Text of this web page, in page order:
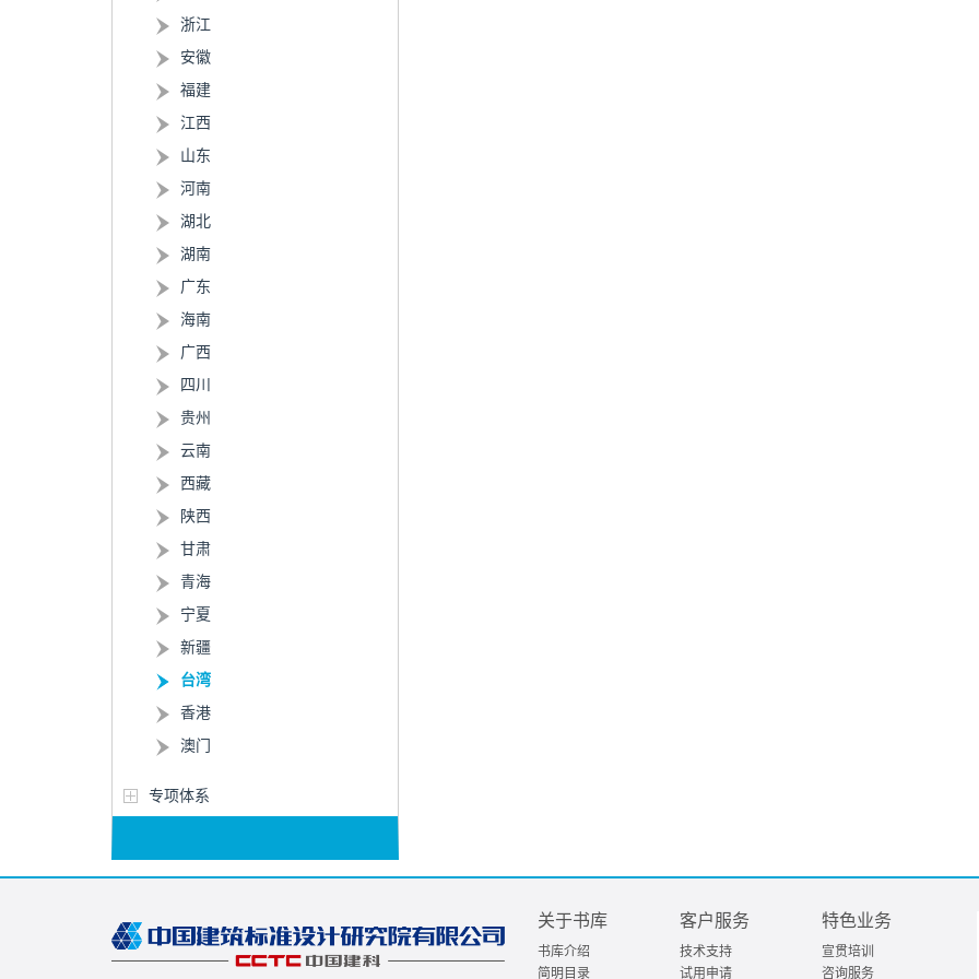
浙江
安徽
福建
江西
山东
河南
湖北
湖南
广东
海南
广西
四川
贵州
云南
西藏
陕西
甘肃
青海
宁夏
新疆
台湾
香港
澳门
专项体系
关于书库
书库介绍
简明目录
客户服务
技术支持
试用申请
特色业务
宣贯培训
咨询服务